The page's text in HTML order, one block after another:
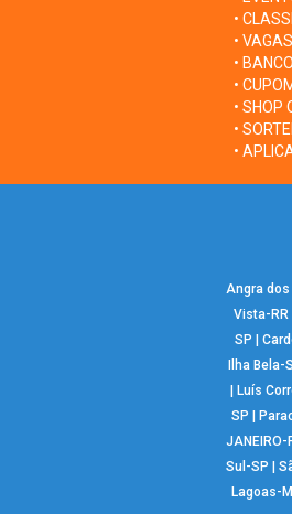
•
•
•
•
• SHOP
•
•
Angra
Vista-RR|
SP
Ilha Bela-
Luís
SP
JANEIRO-
Sul-SP
Lagoas-